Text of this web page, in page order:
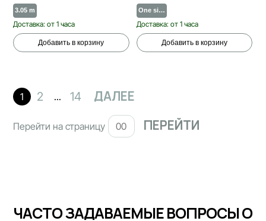
3.05 m
Доставка: от 1 часа
Добавить в корзину
One si…
Доставка: от 1 часа
Добавить в корзину
1 2 ... 14 ДАЛЕЕ
Перейти на страницу
ЧАСТО ЗАДАВАЕМЫЕ ВОПРОСЫ О